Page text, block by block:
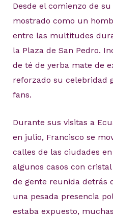
Desde el comienzo de
mostrado como un
entre las multitudes
la Plaza de San Pedro.
de té de yerba mate de
reforzado su celebridad
fans.
Durante sus visitas a
en julio, Francisco se
calles de las ciudades
algunos casos con
de gente reunida detrás
una pesada presencia
estaba expuesto,